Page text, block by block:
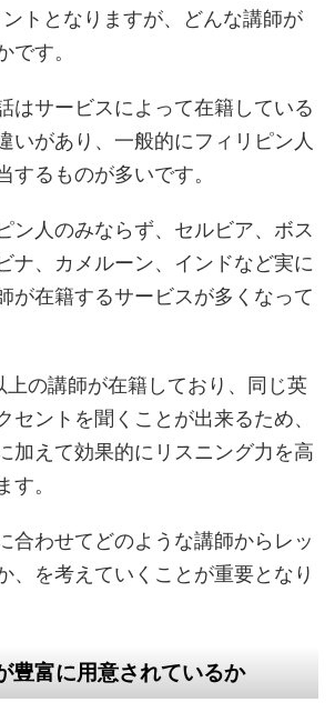
ントとなりますが、どんな講師が
です。
はサービスによって在籍している
いがあり、一般的にフィリピン人
するものが多いです。
ン人のみならず、セルビア、ボス
ナ、カメルーン、インドなど実に
が在籍するサービスが多くなって
上の講師が在籍しており、同じ英
セントを聞くことが出来るため、
加えて効果的にリスニング力を高
す。
合わせてどのような講師からレッ
、を考えていくことが重要となり
豊富に用意されているか